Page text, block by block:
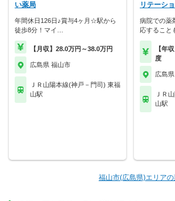
い薬局
年間休日126日♪賞与4ヶ月☆駅から
徒歩8分！マイ…
【月収】28.0万円～38.0万円
広島県 福山市
ＪＲ山陽本線(神戸－門司) 東福
山駅
リテーシ
病院での薬
応するこ
【年
度
広島
ＪＲ
山駅
福山市(広島県)エリア